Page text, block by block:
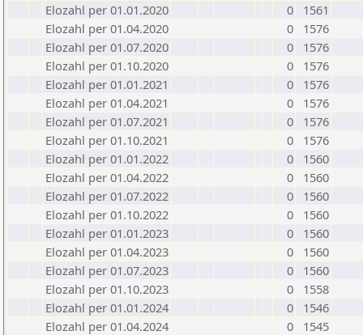
Elozahl per 01.01.2020
0
1561
Elozahl per 01.04.2020
0
1576
Elozahl per 01.07.2020
0
1576
Elozahl per 01.10.2020
0
1576
Elozahl per 01.01.2021
0
1576
Elozahl per 01.04.2021
0
1576
Elozahl per 01.07.2021
0
1576
Elozahl per 01.10.2021
0
1576
Elozahl per 01.01.2022
0
1560
Elozahl per 01.04.2022
0
1560
Elozahl per 01.07.2022
0
1560
Elozahl per 01.10.2022
0
1560
Elozahl per 01.01.2023
0
1560
Elozahl per 01.04.2023
0
1560
Elozahl per 01.07.2023
0
1560
Elozahl per 01.10.2023
0
1558
Elozahl per 01.01.2024
0
1546
Elozahl per 01.04.2024
0
1545